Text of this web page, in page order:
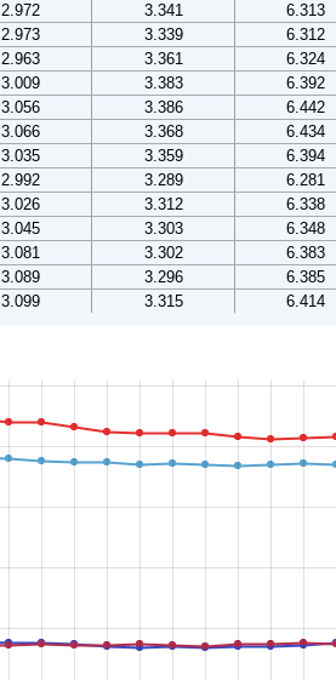
2.972 3.341
6.313
2.973 3.339
6.312
2.963 3.361
6.324
3.009 3.383
6.392
3.056 3.386
6.442
3.066 3.368
6.434
3.035 3.359
6.394
2.992 3.289
6.281
3.026 3.312
6.338
3.045 3.303
6.348
3.081 3.302
6.383
3.089 3.296
6.385
3.099 3.315 6.414